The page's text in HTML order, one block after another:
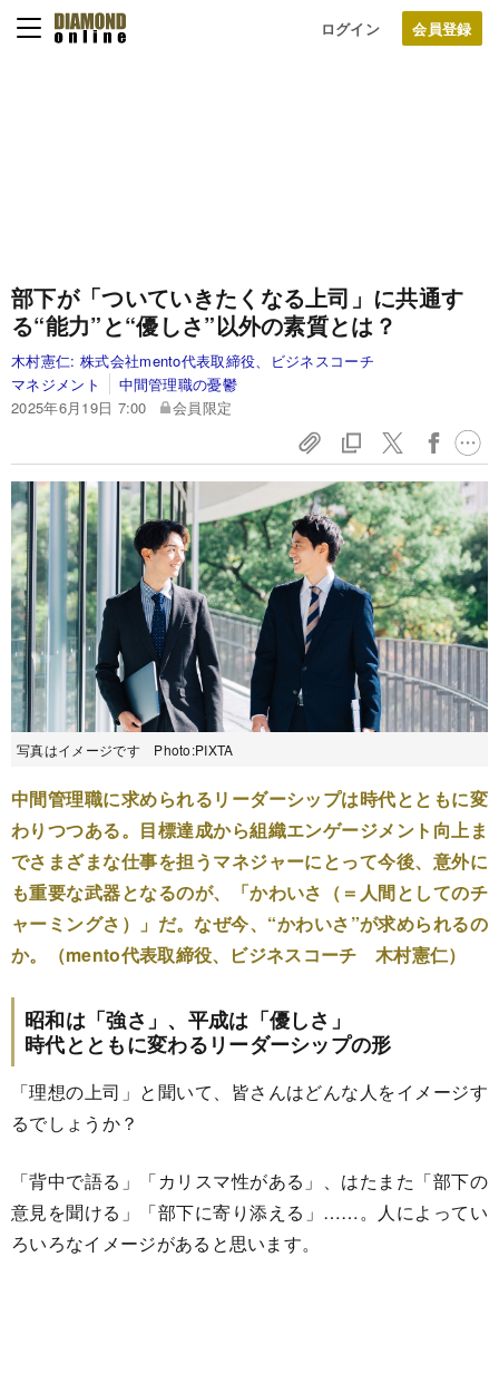
ログイン
部下が「ついていきたくなる上司」に共通す
る“能力”と“優しさ”以外の素質とは？
木村憲仁: 株式会社mento代表取締役、ビジネスコーチ
マネジメント
中間管理職の憂鬱
2025年6月19日 7:00
会員限定
写真はイメージです Photo:PIXTA
中間管理職に求められるリーダーシップは時代とともに変
わりつつある。目標達成から組織エンゲージメント向上ま
でさまざまな仕事を担うマネジャーにとって今後、意外に
も重要な武器となるのが、「かわいさ（＝人間としてのチ
ャーミングさ）」だ。なぜ今、“かわいさ”が求められるの
か。（mento代表取締役、ビジネスコーチ 木村憲仁）
昭和は「強さ」、平成は「優しさ」
時代とともに変わるリーダーシップの形
「理想の上司」と聞いて、皆さんはどんな人をイメージす
るでしょうか？
「背中で語る」「カリスマ性がある」、はたまた「部下の
意見を聞ける」「部下に寄り添える」……。人によってい
ろいろなイメージがあると思います。